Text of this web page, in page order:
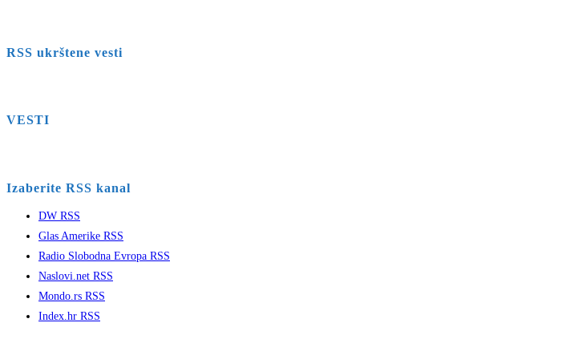
RSS ukrštene vesti
VESTI
Izaberite RSS kanal
DW RSS
Glas Amerike RSS
Radio Slobodna Evropa RSS
Naslovi.net RSS
Mondo.rs RSS
Index.hr RSS